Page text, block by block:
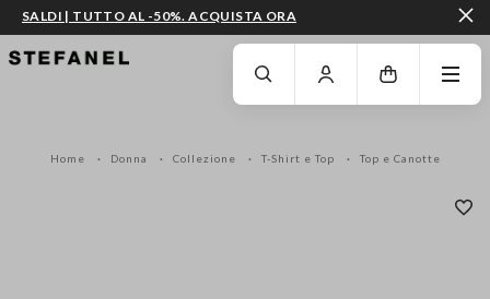
VAI AL CONTENUTO PRINCIPALE SCENDI AL FONDO DELLA PAGINA
SALDI | TUTTO AL -50%. ACQUISTA ORA
Home Donna Collezione T-Shirt e Top Top e Canotte